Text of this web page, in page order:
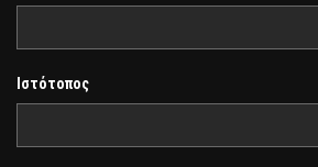
Ιστότοπος